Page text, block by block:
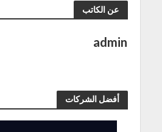
عن الكاتب
admin
أفضل الشركات